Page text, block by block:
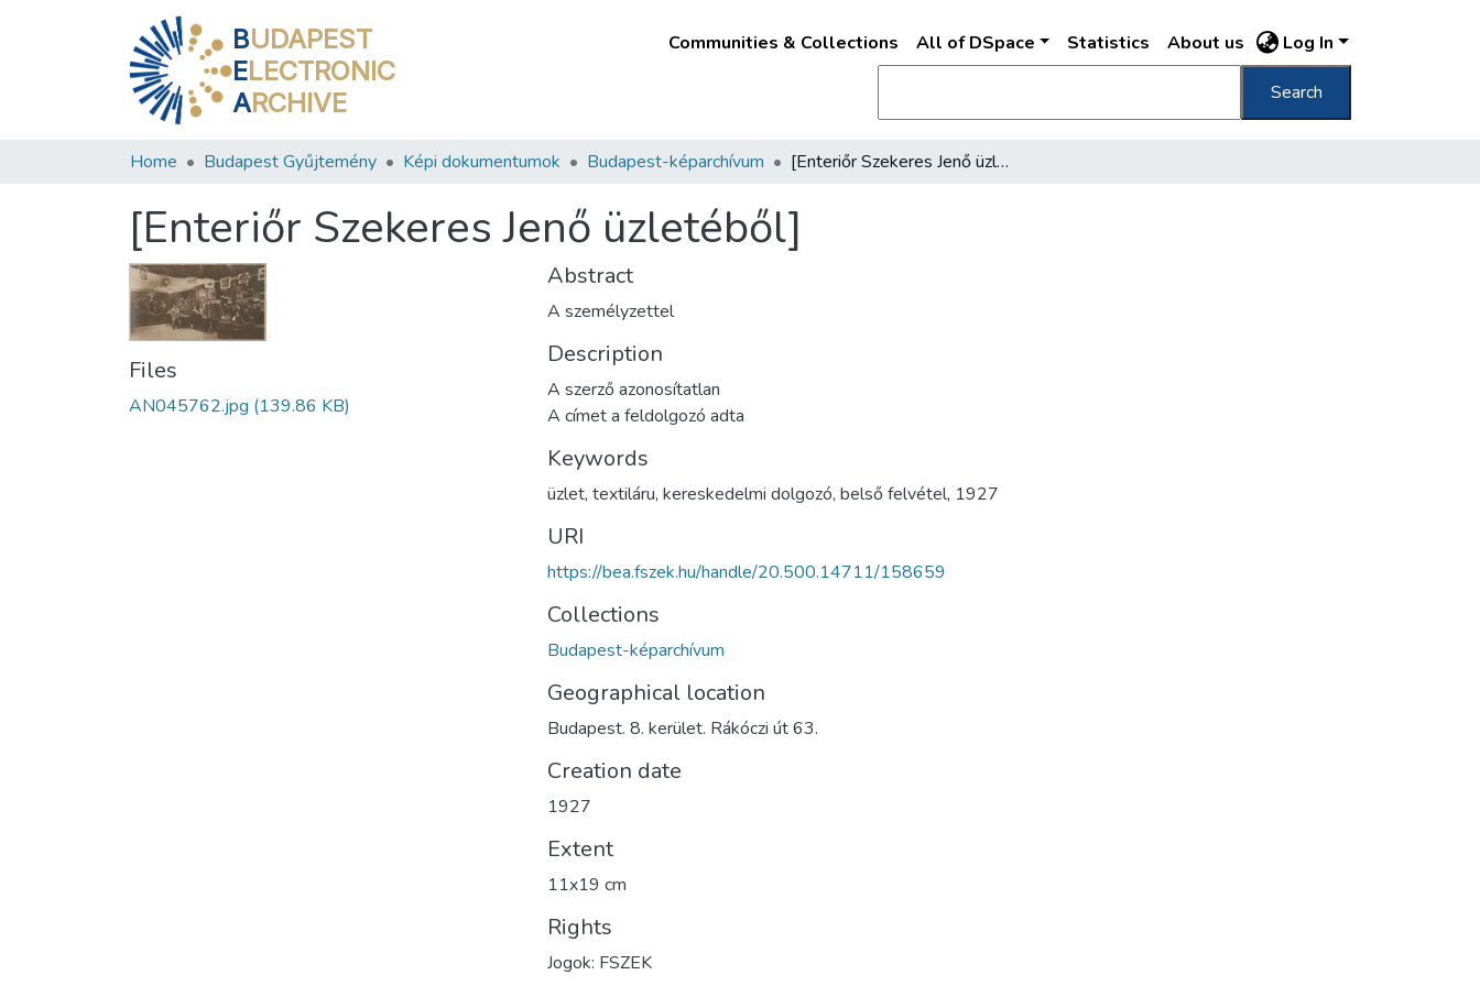
BUDAPEST
ELECTRONIC
ARCHIVE
Communities & Collections All of DSpace Statistics About us Log In
Search
Home Budapest Gyűjtemény Képi dokumentumok Budapest-képarchívum [Enteriőr Szekeres Jenő üzletéből]
[Enteriőr Szekeres Jenő üzletéből]
Files
AN045762.jpg (139.86 KB)
Abstract
A személyzettel
Description
A szerző azonosítatlan
A címet a feldolgozó adta
Keywords
üzlet, textiláru, kereskedelmi dolgozó, belső felvétel, 1927
URI
https://bea.fszek.hu/handle/20.500.14711/158659
Collections
Budapest-képarchívum
Geographical location
Budapest. 8. kerület. Rákóczi út 63.
Creation date
1927
Extent
11x19 cm
Rights
Jogok: FSZEK